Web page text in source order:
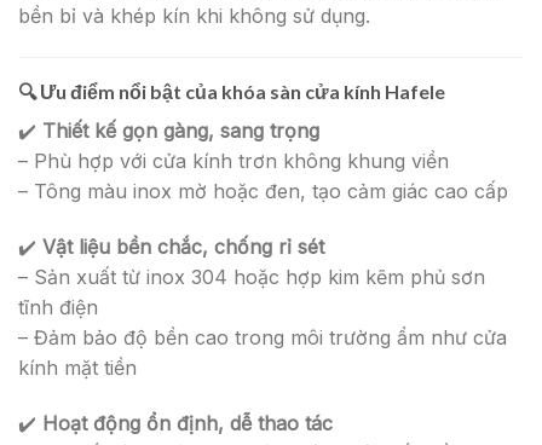
bền bỉ và khép kín khi không sử dụng.
🔍Ưu điểm nổi bật của khóa sàn cửa kính Hafele
✔️ Thiết kế gọn gàng, sang trọng
– Phù hợp với cửa kính trơn không khung viền
– Tông màu inox mờ hoặc đen, tạo cảm giác cao cấp
✔️ Vật liệu bền chắc, chống rỉ sét
– Sản xuất từ inox 304 hoặc hợp kim kẽm phủ sơn
tĩnh điện
– Đảm bảo độ bền cao trong môi trường ẩm như cửa
kính mặt tiền
✔️ Hoạt động ổn định, dễ thao tác